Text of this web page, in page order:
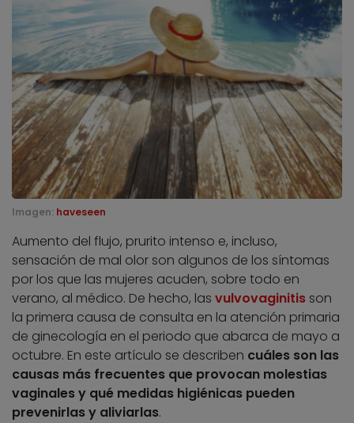
Imagen: haveseen
Aumento del flujo, prurito intenso e, incluso,
sensación de mal olor son algunos de los síntomas
por los que las mujeres acuden, sobre todo en
verano, al médico. De hecho, las vulvovaginitis son
la primera causa de consulta en la atención primaria
de ginecología en el periodo que abarca de mayo a
octubre. En este artículo se describen cuáles son las
causas más frecuentes que provocan molestias
vaginales y qué medidas higiénicas pueden
prevenirlas y aliviarlas.